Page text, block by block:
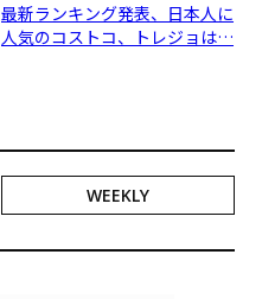
最新ランキング発表、日本人に
人気のコストコ、トレジョは…
WEEKLY